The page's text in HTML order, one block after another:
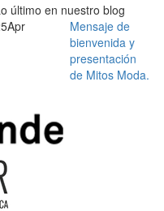
último en nuestro blog
Apr
Mensaje de
bienvenida y
presentación
de Mitos Moda.